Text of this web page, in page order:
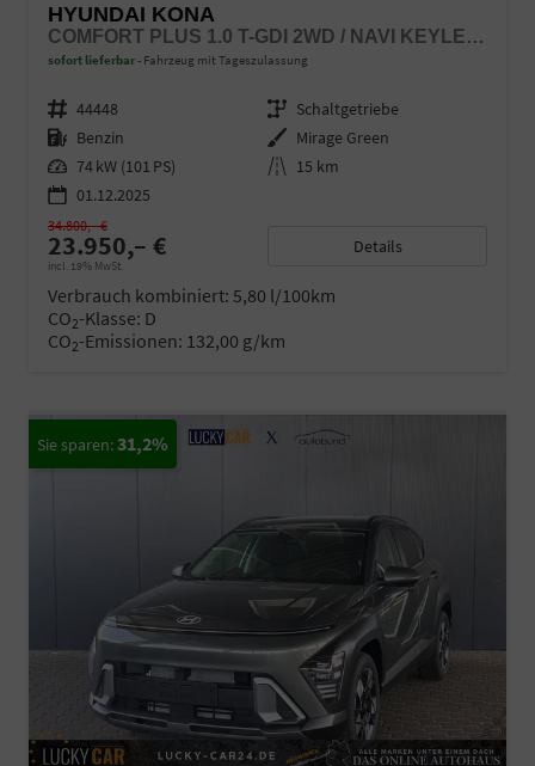
HYUNDAI KONA
COMFORT PLUS 1.0 T-GDI 2WD / NAVI KEYLESS 360° KAM./ SITZ + LENKRADHEIZ. LED ALU 18"
sofort lieferbar Fahrzeug mit Tageszulassung
Fahrzeugnr. 44448 Getriebe Schaltgetriebe
Kraftstoff Benzin Außenfarbe Mirage Green
Leistung 74 kW (101 PS) Kilometerstand 15 km
01.12.2025
23.950,– €
incl. 19% MwSt.
34.800,– €
Details
Verbrauch kombiniert: 5,80 l/100km
CO2-Klasse: D
CO2-Emissionen: 132,00 g/km
31,2%